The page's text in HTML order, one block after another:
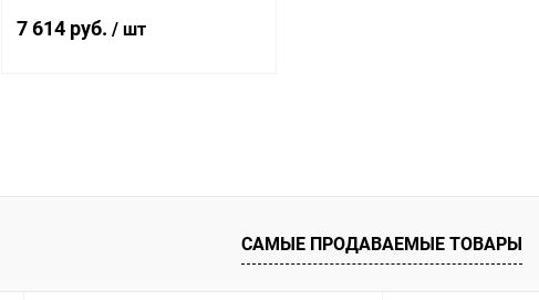
7 614 руб. / шт
САМЫЕ ПРОДАВАЕМЫЕ ТОВАРЫ